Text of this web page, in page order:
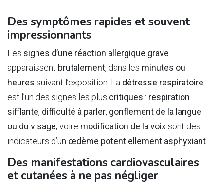
Des symptômes rapides et souvent
impressionnants
Les signes d’une réaction allergique grave
apparaissent brutalement, dans les minutes ou
heures suivant l’exposition. La détresse respiratoire
est l’un des signes les plus critiques : respiration
sifflante, difficulté à parler, gonflement de la langue
ou du visage, voire modification de la voixsont des
indicateurs d’un œdème potentiellement asphyxiant.
Des manifestations cardiovasculaires
et cutanées à ne pas négliger